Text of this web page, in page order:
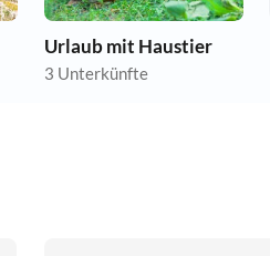
Urlaub mit Haustier
3 Unterkünfte